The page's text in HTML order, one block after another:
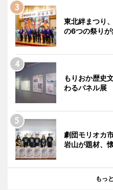
東北絆まつり
の6つの祭りが
もりおか歴史
わるパネル展
劇団モリオカ
岩山が題材、
もっ